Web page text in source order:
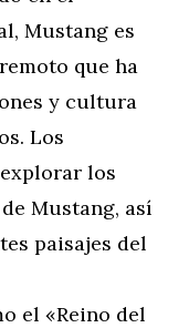
Mustang es
que ha
y cultura
Los
los
Mustang, así
paisajes del
el «Reino del